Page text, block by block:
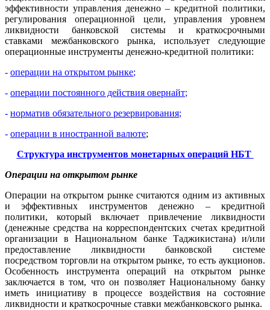
эффективности управления денежно – кредитной политики,
регулирования операционной цели, управления уровнем
ликвидности банковской системы и краткосрочными
ставками межбанковского рынка, использует следующие
операционные инструменты денежно-кредитной политики:
- операции на открытом рынке;
- операции постоянного действия овернайт;
- норматив обязательного резервирования;
- операции в иностранной валюте;
Структура инструментов монетарных операций НБТ
Операции на открытом рынке
Операции на открытом рынке считаются одним из активных
и эффективных инструментов денежно – кредитной
политики, который включает привлечение ликвидности
(денежные средства на корреспондентских счетах кредитной
организации в Национальном банке Таджикистана) и/или
предоставление ликвидности банковской системе
посредством торговли на открытом рынке, то есть аукционов.
Особенность инструмента операций на открытом рынке
заключается в том, что он позволяет Национальному банку
иметь инициативу в процессе воздействия на состояние
ликвидности и краткосрочные ставки межбанковского рынка.